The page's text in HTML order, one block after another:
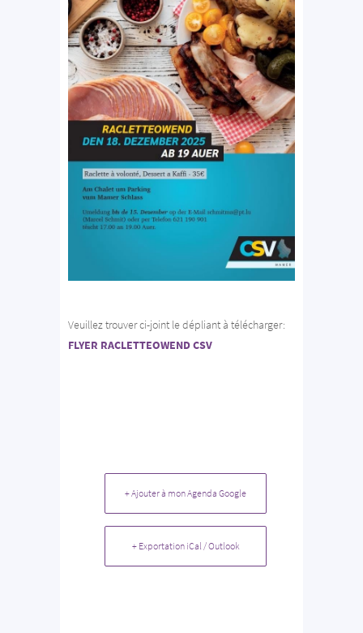
Veuillez trouver ci-joint le dépliant à télécharger:
FLYER RACLETTEOWEND CSV
+ Ajouter à mon Agenda Google
+ Exportation iCal / Outlook